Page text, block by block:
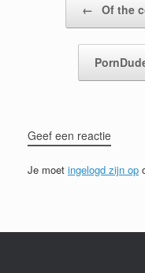
← Of the
Geef een reactie
Je moet ingelogd zijn op